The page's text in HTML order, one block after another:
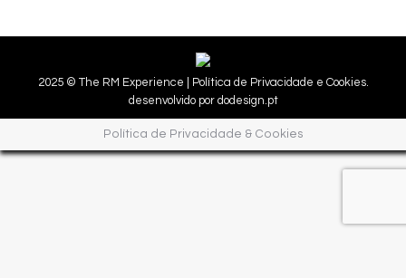
2025 © The RM Experience |
Política de Privacidade e Cookies.
desenvolvido por dodesign.pt
Política de Privacidade & Cookies